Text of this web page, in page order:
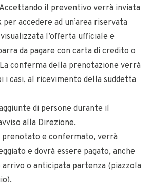
il preventivo verrà inviata
accedere ad un’area riservata
l’offerta ufficiale e
da pagare con carta di credito o
conferma della prenotazione verrà
i casi, al ricevimento della suddetta
di persone durante il
alla Direzione.
prenotato e confermato, verrà
e dovrà essere pagato, anche
arrivo o anticipata partenza (piazzola